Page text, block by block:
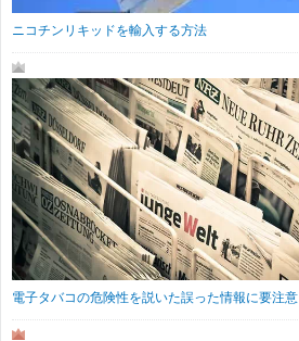
ニコチンリキッドを輸入する方法
電子タバコの危険性を説いた誤った情報に要注意